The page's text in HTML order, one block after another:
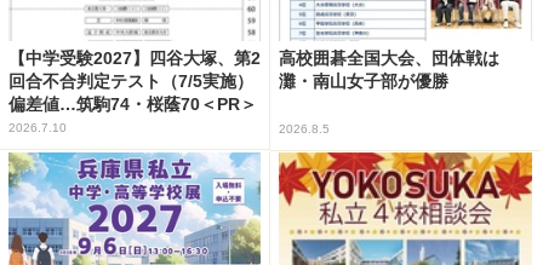
【中学受験2027】四谷大塚、第2
回合不合判定テスト（7/5実施）
偏差値…筑駒74・桜蔭70＜PR＞
2026.7.10
高校囲碁全国大会、団体戦は
灘・南山女子部が優勝
2026.8.5